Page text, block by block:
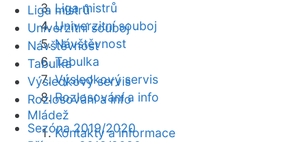
Liga mistrů
Univerzitní souboj
Návštěvnost
Tabulka
Výsledkový servis
Rozlosování a info
Mládež
Kontakty a informace
Liga mistrů
Univerzitní souboj
Návštěvnost
Tabulka
Výsledkový servis
Rozlosování a info
Sezóna 2019/2020